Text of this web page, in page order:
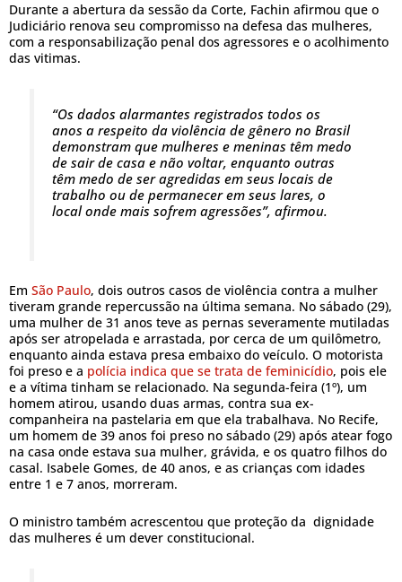
Durante a abertura da sessão da Corte, Fachin afirmou que o
Judiciário renova seu compromisso na defesa das mulheres,
com a responsabilização penal dos agressores e o acolhimento
das vitimas.
“Os dados alarmantes registrados todos os
anos a respeito da violência de gênero no Brasil
demonstram que mulheres e meninas têm medo
de sair de casa e não voltar, enquanto outras
têm medo de ser agredidas em seus locais de
trabalho ou de permanecer em seus lares, o
local onde mais sofrem agressões”, afirmou.
Em São Paulo, dois outros casos de violência contra a mulher
tiveram grande repercussão na última semana. No sábado (29),
uma mulher de 31 anos teve as pernas severamente mutiladas
após ser atropelada e arrastada, por cerca de um quilômetro,
enquanto ainda estava presa embaixo do veículo. O motorista
foi preso e a polícia indica que se trata de feminicídio, pois ele
e a vítima tinham se relacionado. Na segunda-feira (1º), um
homem atirou, usando duas armas, contra sua ex-
companheira na pastelaria em que ela trabalhava. No Recife,
um homem de 39 anos foi preso no sábado (29) após atear fogo
na casa onde estava sua mulher, grávida, e os quatro filhos do
casal. Isabele Gomes, de 40 anos, e as crianças com idades
entre 1 e 7 anos, morreram.
O ministro também acrescentou que proteção da dignidade
das mulheres é um dever constitucional.